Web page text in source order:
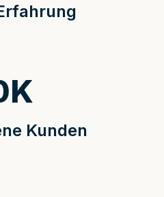
Kunden
K